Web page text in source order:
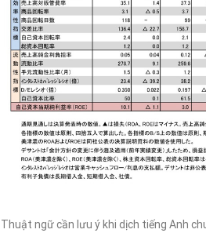
Thuật ngữ cần lưu ý khi dịch tiếng Anh